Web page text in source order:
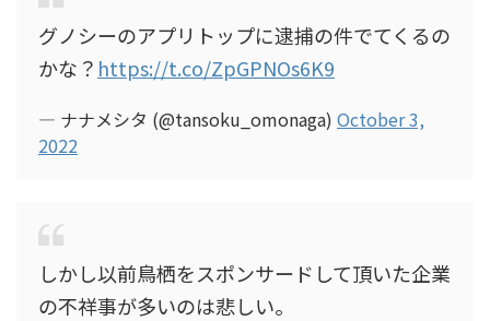
グノシーのアプリトップに逮捕の件でてくるの
かな？ https://t.co/ZpGPNOs6K9
— ナナメシタ (@tansoku_omonaga) October 3,
2022
しかし以前鳥栖をスポンサードして頂いた企業
の不祥事が多いのは悲しい。